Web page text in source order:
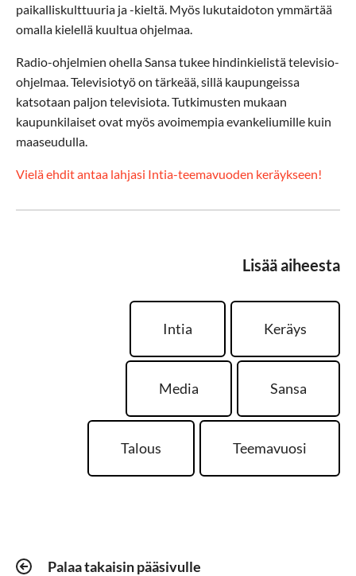
paikalliskulttuuria ja -kieltä. Myös lukutaidoton ymmärtää
omalla kielellä kuultua ohjelmaa.
Radio-ohjelmien ohella Sansa tukee hindinkielistä televisio-
ohjelmaa. Televisiotyö on tärkeää, sillä kaupungeissa
katsotaan paljon televisiota. Tutkimusten mukaan
kaupunkilaiset ovat myös avoimempia evankeliumille kuin
maaseudulla.
Vielä ehdit antaa lahjasi Intia-teemavuoden keräykseen!
Lisää aiheesta
Intia Keräys
Media Sansa
Talous Teemavuosi
Palaa takaisin pääsivulle